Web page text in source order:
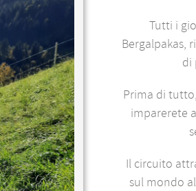
Tutti i
Bergalpakas,
di
Prima di
imparerete
Il circuito
sul mondo